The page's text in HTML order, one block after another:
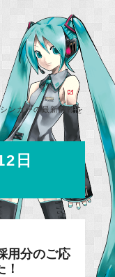
ンガーの最新情報を
日
用分のご応